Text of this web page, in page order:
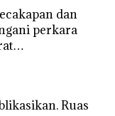
dan
perkara
Ruas